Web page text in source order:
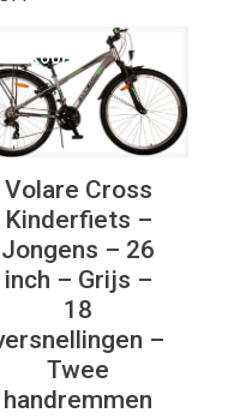
Volare Cross
Kinderfiets –
Jongens – 26
inch – Grijs –
18
–
Twee
handremmen